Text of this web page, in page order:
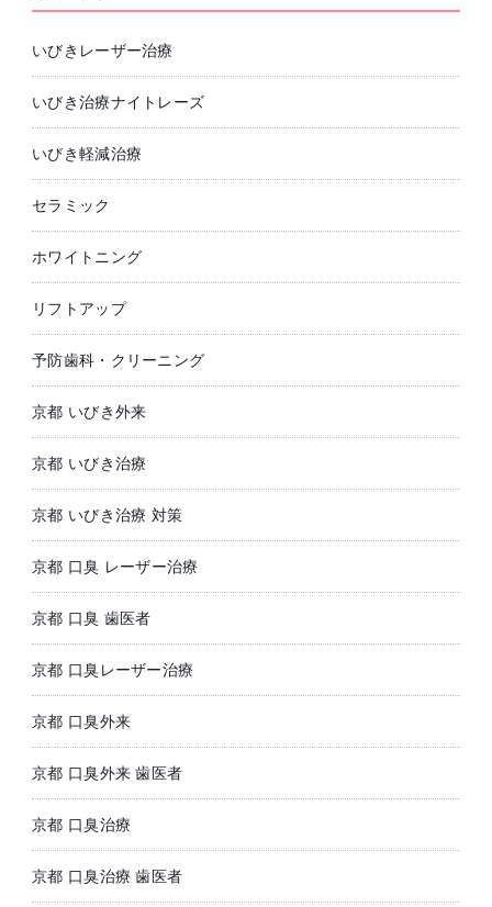
いびきレーザー治療
いびき治療ナイトレーズ
いびき軽減治療
セラミック
ホワイトニング
リフトアップ
予防歯科・クリーニング
京都 いびき外来
京都 いびき治療
京都 いびき治療 対策
京都 口臭 レーザー治療
京都 口臭 歯医者
京都 口臭レーザー治療
京都 口臭外来
京都 口臭外来 歯医者
京都 口臭治療
京都 口臭治療 歯医者